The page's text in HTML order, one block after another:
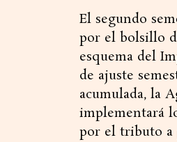
El segundo
por el bolsillo
esquema del
de ajuste
acumulada, la
implementará
por el tributo a